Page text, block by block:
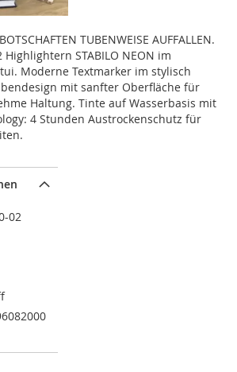
TUBENWEISE AUFFALLEN.
STABILO NEON im
Moderne Textmarker im stylisch
mit sanfter Oberfläche für
Haltung. Tinte auf Wasserbasis mit
4 Stunden Austrockenschutz für
02